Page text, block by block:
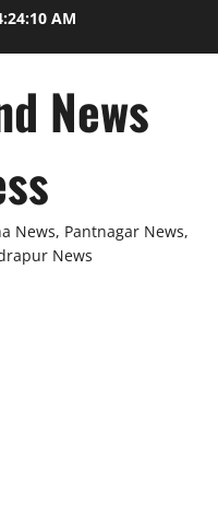
AM
News
News, Pantnagar News,
News